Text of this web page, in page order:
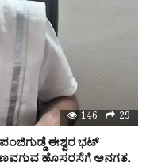
146 29
ಈಶ್ವರ ಭಟ್